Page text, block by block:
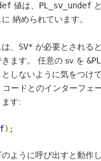
値は、 PL_sv_undef
納められています。
、 SV* が必要とされる
ます。 任意の sv を
しないように気をつけて
ードとのインターフェ
す:
);
のように呼び出すと動作